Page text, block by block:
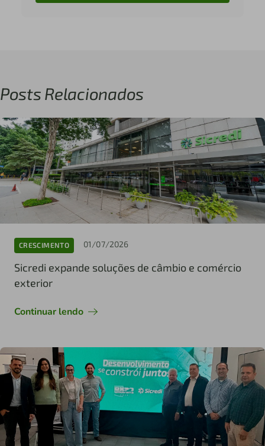
Posts Relacionados
CRESCIMENTO 01/07/2026
Sicredi expande soluções de câmbio e comércio
exterior
Continuar lendo